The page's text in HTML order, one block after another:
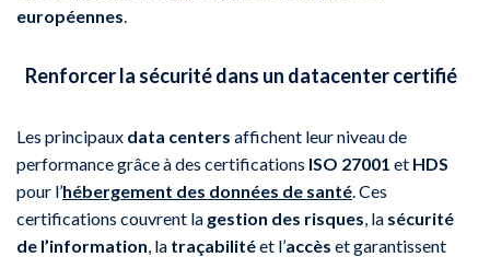
européennes
Renforcer la sécurité dans un datacenter certifié
Les principaux data centers affichent leur niveau de
performance grâce à des certifications ISO 27001 et HDS
pour l’hébergement des données de santé . Ces
certifications couvrent la gestion des risques , la sécurité
de l’information , la traçabilitéet l’accès et garantissent